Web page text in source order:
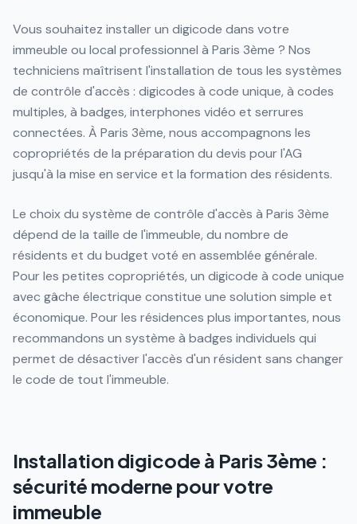
Vous souhaitez installer un digicode dans votre
immeuble ou local professionnel à Paris 3ème ? Nos
techniciens maîtrisent l'installation de tous les systèmes
de contrôle d'accès : digicodes à code unique, à codes
multiples, à badges, interphones vidéo et serrures
connectées. À Paris 3ème, nous accompagnons les
copropriétés de la préparation du devis pour l'AG
jusqu'à la mise en service et la formation des résidents.
Le choix du système de contrôle d'accès à Paris 3ème
dépend de la taille de l'immeuble, du nombre de
résidents et du budget voté en assemblée générale.
Pour les petites copropriétés, un digicode à code unique
avec gâche électrique constitue une solution simple et
économique. Pour les résidences plus importantes, nous
recommandons un système à badges individuels qui
permet de désactiver l'accès d'un résident sans changer
le code de tout l'immeuble.
Installation digicode à Paris 3ème :
sécurité moderne pour votre
immeuble